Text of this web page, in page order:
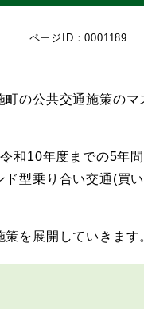
ページID：0001189
の公共交通施策の
和10年度までの5年
型乗り合い交通(買
を展開していきます